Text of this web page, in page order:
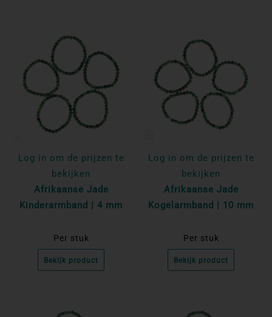
Log in om de prijzen te
bekijken
Afrikaanse Jade
Kinderarmband | 4 mm
Per stuk
Bekijk product
Log in om de prijzen te
bekijken
Afrikaanse Jade
Kogelarmband | 10 mm
Per stuk
Bekijk product